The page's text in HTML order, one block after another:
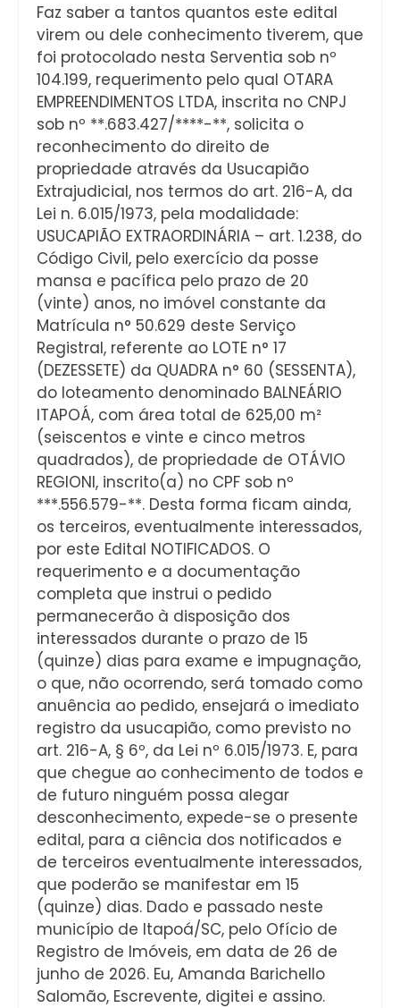
Faz saber a tantos quantos este edital
virem ou dele conhecimento tiverem, que
foi protocolado nesta Serventia sob nº
104.199, requerimento pelo qual OTARA
EMPREENDIMENTOS LTDA, inscrita no CNPJ
sob nº **.683.427/****-**, solicita o
reconhecimento do direito de
propriedade através da Usucapião
Extrajudicial, nos termos do art. 216-A, da
Lei n. 6.015/1973, pela modalidade:
USUCAPIÃO EXTRAORDINÁRIA – art. 1.238, do
Código Civil, pelo exercício da posse
mansa e pacífica pelo prazo de 20
(vinte) anos, no imóvel constante da
Matrícula n° 50.629 deste Serviço
Registral, referente ao LOTE n° 17
(DEZESSETE) da QUADRA n° 60 (SESSENTA),
do loteamento denominado BALNEÁRIO
ITAPOÁ, com área total de 625,00 m²
(seiscentos e vinte e cinco metros
quadrados), de propriedade de OTÁVIO
REGIONI, inscrito(a) no CPF sob nº
***.556.579-**. Desta forma ficam ainda,
os terceiros, eventualmente interessados,
por este Edital NOTIFICADOS. O
requerimento e a documentação
completa que instrui o pedido
permanecerão à disposição dos
interessados durante o prazo de 15
(quinze) dias para exame e impugnação,
o que, não ocorrendo, será tomado como
anuência ao pedido, ensejará o imediato
registro da usucapião, como previsto no
art. 216-A, § 6º, da Lei nº 6.015/1973. E, para
que chegue ao conhecimento de todos e
de futuro ninguém possa alegar
desconhecimento, expede-se o presente
edital, para a ciência dos notificados e
de terceiros eventualmente interessados,
que poderão se manifestar em 15
(quinze) dias. Dado e passado neste
município de Itapoá/SC, pelo Ofício de
Registro de Imóveis, em data de 26 de
junho de 2026. Eu, Amanda Barichello
Salomão, Escrevente, digitei e assino.